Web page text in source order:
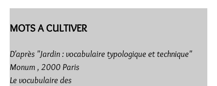
MOTS A CULTIVER
D'après "Jardin : vocabulaire typologique et technique"
Monum , 2000 Paris
Le vocubulaire des